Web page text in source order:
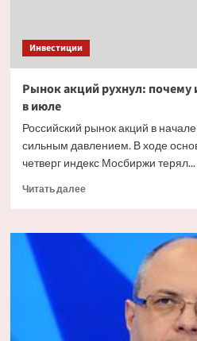
Инвестиции
Рынок акций рухнул: почему
в июле
Российский рынок акций в
сильным давлением. В ходе
четверг индекс Мосбиржи терял...
Читать далееПрочитать
Рынок
акций
рухнул:
инвесторов